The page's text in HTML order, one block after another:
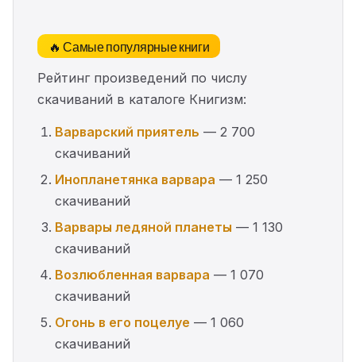
🔥 Самые популярные книги
Рейтинг произведений по числу
скачиваний в каталоге Книгизм:
Варварский приятель — 2 700
скачиваний
Инопланетянка варвара — 1 250
скачиваний
Варвары ледяной планеты — 1 130
скачиваний
Возлюбленная варвара — 1 070
скачиваний
Огонь в его поцелуе — 1 060
скачиваний